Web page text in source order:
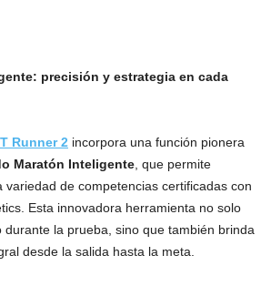
precisión y estrategia en cada
Runner 2 incorpora una función pionera
Maratón Inteligente , que permite
variedad de competencias certificadas con
Esta innovadora herramienta no solo
durante la prueba, sino que también brinda
desde la salida hasta la meta.